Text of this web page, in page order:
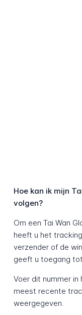
Hoe kan ik mijn
volgen?
Om een Tai Wan
heeft u het
verzender of de
geeft u toegang
Voer dit nummer
meest recente
weergegeven.